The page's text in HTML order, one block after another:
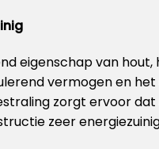
eigenschap van hout,
vermogen en
zorgt ervoor dat
zeer